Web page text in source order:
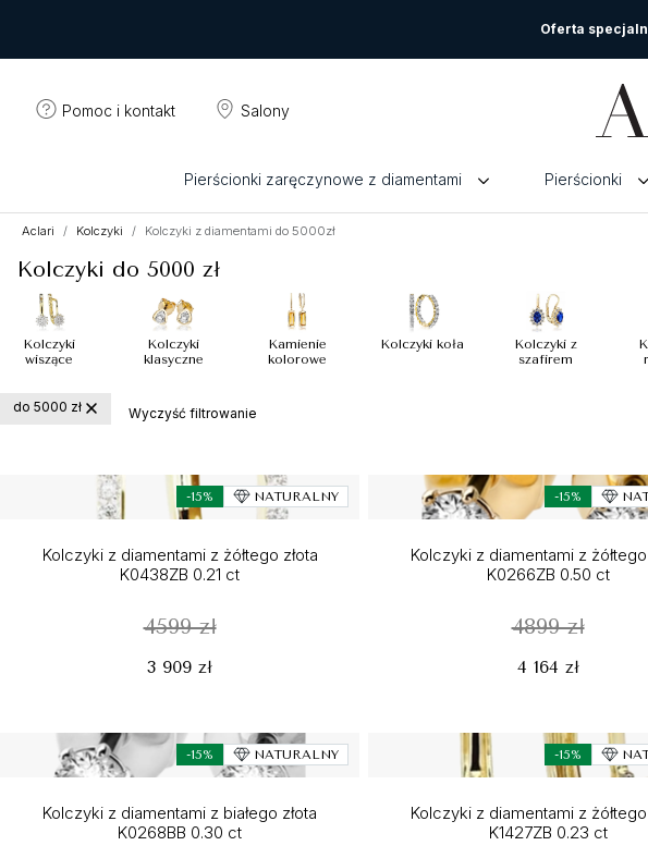
Oferta
Pomoc i kontakt Salony
Pierścionki zaręczynowe z diamentami Pierścionki
Aclari Kolczyki Kolczyki z diamentami do 5000zł
Kolczyki do 5000 zł
Kolczyki
wiszące
Kolczyki
klasyczne
Kamienie
kolorowe
Kolczyki koła
Kolczyki z
szafirem
do 5000 zł Wyczyść filtrowanie
-15% NATURALNY
Kolczyki z diamentami z żółtego złota
K0438ZB 0.21 ct
4599 zł
3 909 zł
-15%
Kolczyki z diamentami z żółtego
K0266ZB 0.50 ct
4899 zł
4 164 zł
-15% NATURALNY
Kolczyki z diamentami z białego złota
K0268BB 0.30 ct
-15%
Kolczyki z diamentami z żółtego
K1427ZB 0.23 ct